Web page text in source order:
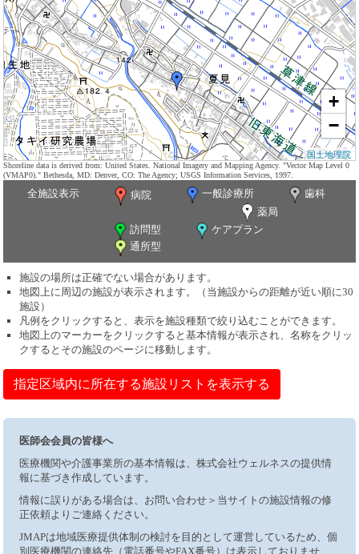
+
−
国土地理院
Shoreline data is derived from: United States. National Imagery and Mapping Agency. "Vector Map Level 0
(VMAP0)." Bethesda, MD: Denver, CO: The Agency; USGS Information Services, 1997.
全施設表示 病院 一般診療所
歯科
薬局
訪問型
ケアプラン
通所型
施設の場所は正確でない場合があります。
地図上に周辺の施設が表示されます。（当施設からの距離が近い順に30
施設）
凡例をクリックすると、表示を施設種類で絞り込むことができます。
地図上のマーカーをクリックすると基本情報が表示され、名称をクリッ
クするとその施設のページに移動します。
指定区域内に所在する施設リストを表示する
医師会会員の皆様へ
医療機関や介護事業所の基本情報は、株式会社ウェルネスの提供情
報に基づき作成しています。
情報に誤りがある場合は、お問い合わせ＞当サイトの施設情報の修
正依頼よりご連絡ください。
JMAPは地域医療提供体制の検討を目的として運営しているため、個
別医療機関の連絡先（電話番号やFAX番号）は表示しておりませ